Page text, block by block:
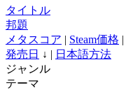
タイトル
邦題
メタスコア | Steam価格 |
発売日 ↓ | 日本語方法
ジャンル
テーマ